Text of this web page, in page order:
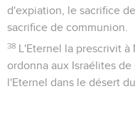
d'expiation, le sacrifice
sacrifice de communion.
38 L'Eternel la prescrivit
ordonna aux Israélites
l'Eternel dans le désert du